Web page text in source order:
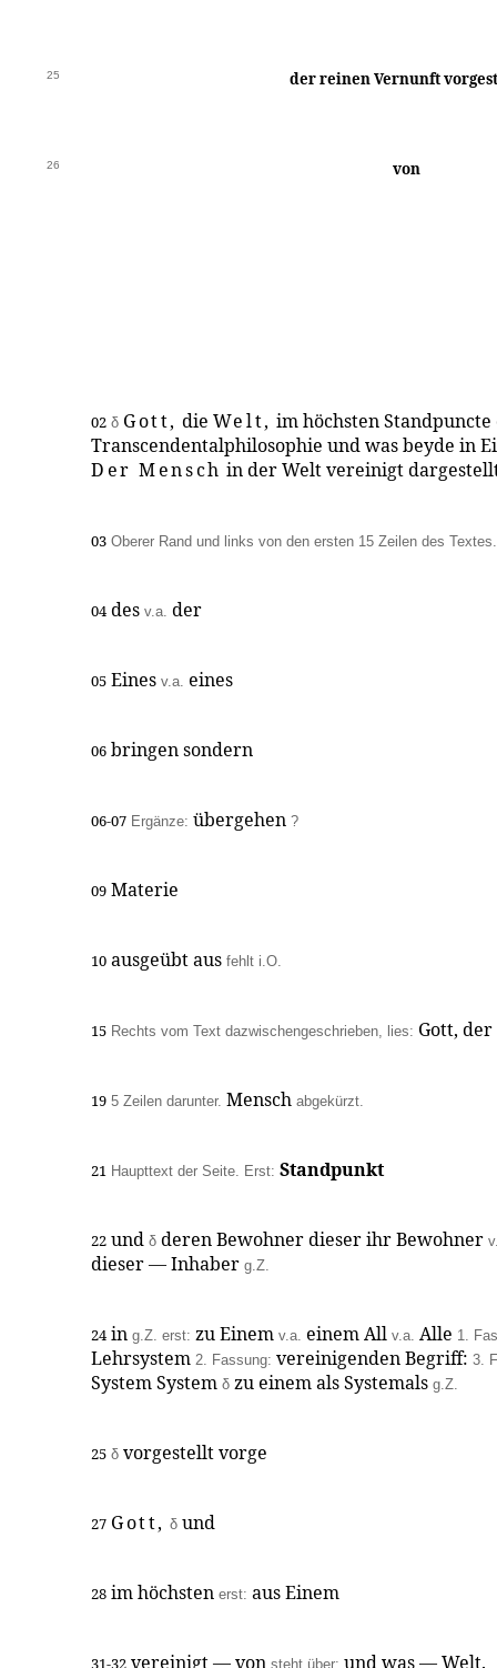
25 der reinen Vernunft
26 von
02 δ Gott, die Welt, im höchsten
Transcendentalphilosophie und was beyde in
Der Mensch in der Welt vereinigt
03 Oberer Rand und links von den ersten 15 Zeilen des Textes.
04 des v.a. der
05 Eines v.a. eines
06 bringen sondern
06-07 Ergänze: übergehen ?
09 Materie
10 ausgeübt aus fehlt i.O.
15 Rechts vom Text dazwischengeschrieben, lies: Gott,
19 5 Zeilen darunter. Mensch abgekürzt.
21 Haupttext der Seite. Erst: Standpunkt
22 und δ deren Bewohner dieser ihr Bewohner
dieser — Inhaber g.Z.
24 in g.Z. erst: zu Einem v.a. einem All v.a. Alle 1.
Lehrsystem 2. Fassung: vereinigenden Begriff: 3.
System System δ zu einem als Systemals g.Z.
25 δ vorgestellt vorge
27 Gott, δund
28 im höchsten erst: aus Einem
31-32 vereinigt — von steht über: und was — Welt.